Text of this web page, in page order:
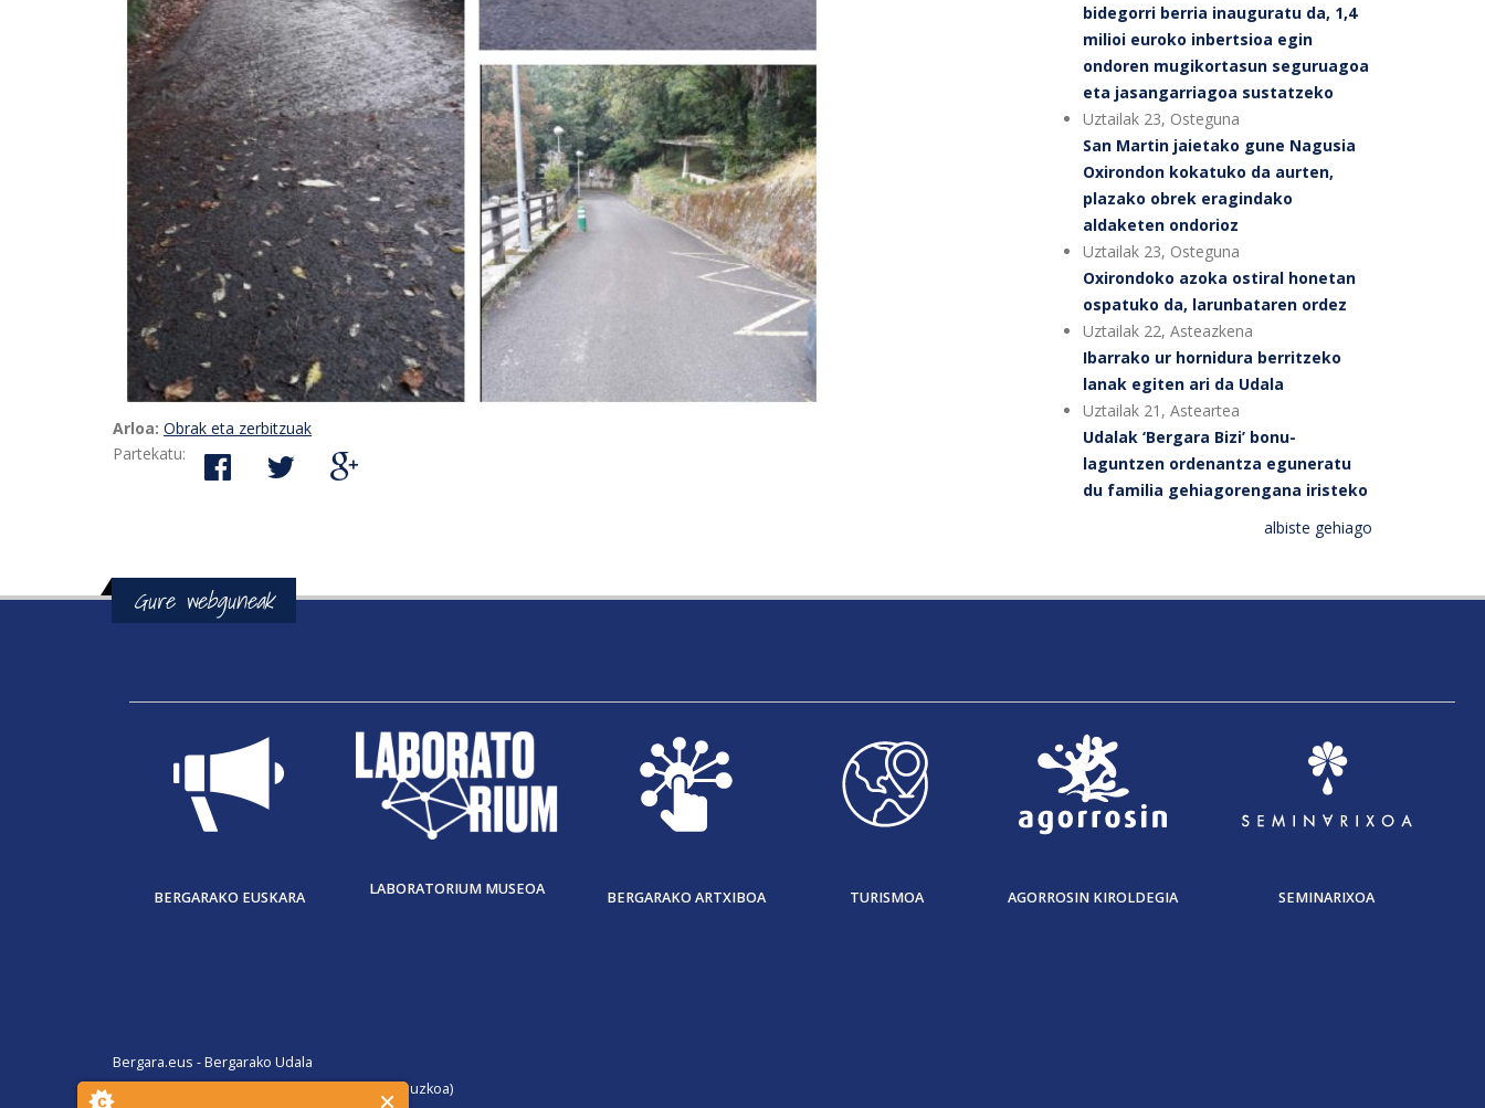
Arloa: Obrak eta zerbitzuak
Partekatu:
bidegorri berria inauguratu da, 1,4
milioi euroko inbertsioa egin
ondoren mugikortasun seguruagoa
eta jasangarriagoa sustatzeko
Uztailak 23, Osteguna
San Martin jaietako gune Nagusia
Oxirondon kokatuko da aurten,
plazako obrek eragindako
aldaketen ondorioz
Uztailak 23, Osteguna
Oxirondoko azoka ostiral honetan
ospatuko da, larunbataren ordez
Uztailak 22, Asteazkena
Ibarrako ur hornidura berritzeko
lanak egiten ari da Udala
Uztailak 21, Asteartea
Udalak ‘Bergara Bizi’ bonu-
laguntzen ordenantza eguneratu
du familia gehiagorengana iristeko
albiste gehiago
Gure webguneak
BERGARAKO EUSKARA LABORATORIUM MUSEOA BERGARAKO ARTXIBOA TURISMOA AGORROSIN KIROLDEGIA SEMINARIXOA
Bergara.eus - Bergarako Udala
San Martin Agirre plaza, 1. 20570 Bergara (Gipuzkoa)